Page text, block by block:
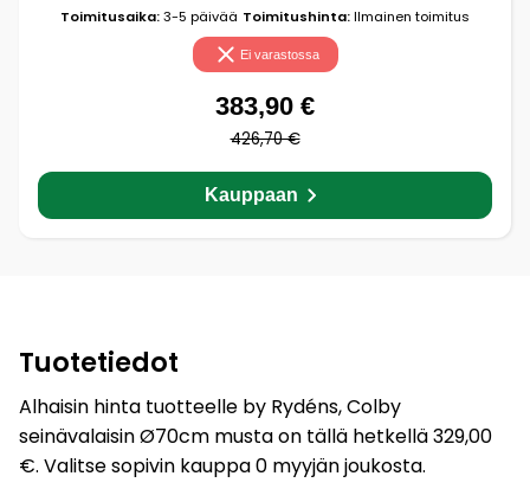
Toimitusaika:3-5 päivää Toimitushinta:Ilmainen toimitus
Ei varastossa
383,90 €
426,70 €
Kauppaan
Tuotetiedot
Alhaisin hinta tuotteelle by Rydéns, Colby
seinävalaisin Ø70cm musta on tällä hetkellä 329,00
€. Valitse sopivin kauppa 0 myyjän joukosta.